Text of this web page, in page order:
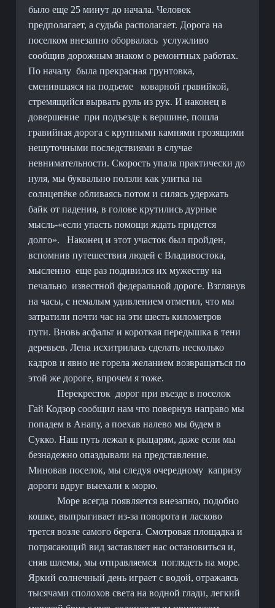
было еще 25 минут до начала. Человек
предполагает, а судьба располагает. Дорога на
поселком внезапно оборвалась услужливо
сообщив дорожным знаком о ремонтных работах.
По началу была прекрасная грунтовка,
сменившаяся на подъеме
коварной гравийкой,
стремящийся вырвать руль из рук. И наконец в
довершение при подъезде к вершине, пошла
гравийная дорога с крупными камнями грозящими
нешуточными последствиями в случае
невнимательности. Скорость упала практически до
нуля, мы буквально ползли как улитка на
солнцепёке обливаясь потом и силясь удержать
байк от падения, в голове крутились дурные
мысль-«если упасть помощи ждать придется
долго».
Наконец и этот участок был пройден,
вспомнив путешествия людей с Владивостока,
мысленно еще раз подивился их мужеству на
печально известной федеральной дороге. Взглянув
на часы, с немалым удивлением отметил, что мы
затратили почти час на эти шесть километров
пути. Вновь асфальт и короткая передышка в тени
деревьев. Лена исхитрилась сделать несколько
кадров и явно не горела желанием возвращаться по
этой же дороге, впрочем я тоже.
Перекресток дорог при въезде в поселок
Гай Кодзор сообщил нам что повернув направо мы
попадем в Анапу, а поехав налево мы будем в
Сукко. Наш путь лежал к рыцарям, даже если мы
безнадежно опаздывали на представление.
Миновав поселок, мы следуя очередному капризу
дороги вдруг выехали к морю.
Море всегда появляется внезапно, подобно
кошке, выпрыгивает из-за поворота и ласково
трется возле самого берега. Смотровая площадка и
потрясающий вид заставляет нас остановиться и,
сняв шлемы, мы отправляемся поглядеть на море.
Яркий солнечный день играет с водой, отражаясь
тысячами сполохов света на водной глади, легкий